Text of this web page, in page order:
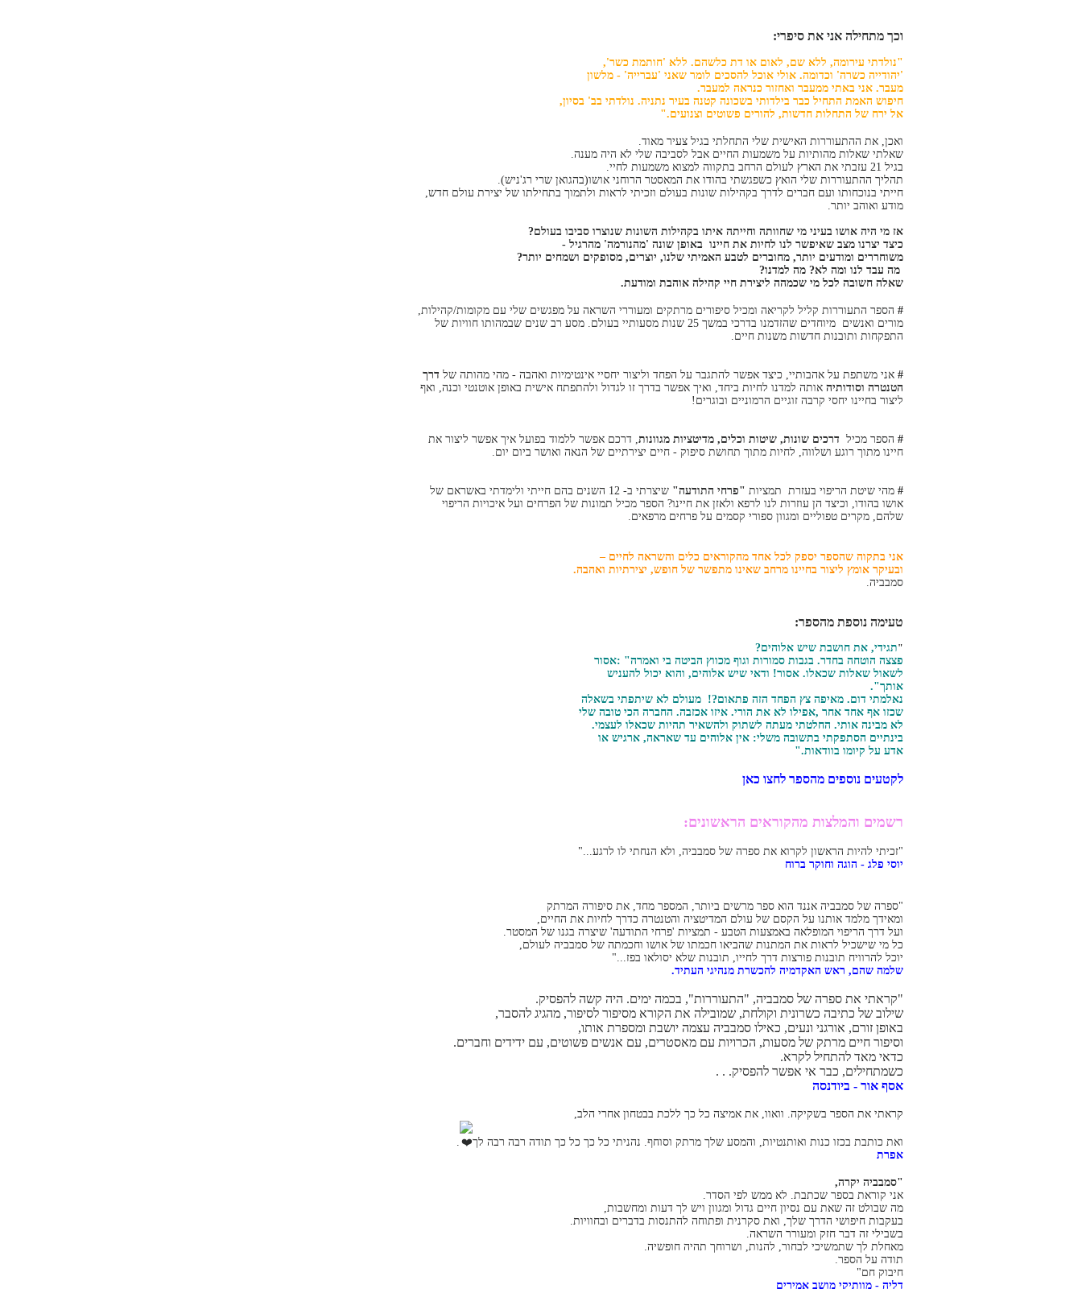
וכך מתחילה אני את סיפרי:
"נולדתי עירומה, ללא שם, לאום או דת כלשהם. ללא 'חותמת כשר',
'יהודייה כשרה' וכדומה. אולי אוכל להסכים לומר שאני 'עברייה' - מלשון
מעבר. אני באתי ממעבר ואחזור כנראה למעבר.
חיפוש האמת התחיל כבר בילדותי בשכונה קטנה בעיר נתניה. נולדתי בב' בסיון,
אל ירח של התחלות חדשות, להורים פשוטים וצנועים."
ואכן, את ההתעוררות האישית שלי התחלתי בגיל צעיר מאוד.
שאלתי שאלות מהותיות על משמעות החיים אבל לסביבה שלי לא היה מענה.
בגיל 21 עזבתי את הארץ לעולם הרחב בתקווה למצוא משמעות לחיי.
תהליך ההתעוררות שלי הואץ כשפגשתי בהודו את המאסטר הרוחני אושו(בהגואן שרי רג'ניש).
חייתי בנוכחותו ועם חברים לדרך בקהילות שונות בעולם וזכיתי לראות ולתמוך בתחילתו של יצירת עולם חדש,
מודע ואוהב יותר.
אז מי היה אושו בעיני מי שחוותה וחייתה איתו בקהילות השונות שנוצרו סביבו בעולם?
כיצד יצרנו מצב שאיפשר לנו לחיות את חיינו באופן שונה 'מהנורמה' מהרגיל -
משוחררים ומודעים יותר, מחוברים לטבע האמיתי שלנו, יוצרים, מסופקים ושמחים יותר?
מה עבד לנו ומה לא? מה למדנו?
שאלה חשובה לכל מי שכמהה ליצירת חיי קהילה אוהבת ומודעת.
# הספר התעוררות קליל לקריאה ומכיל סיפורים מרתקים ומעוררי השראה על מפגשים שלי עם מקומות/קהילות,
מורים ואנשים מיוחדים שהזדמנו בדרכי במשך 25 שנות מסעותיי בעולם. מסע רב שנים שבמהותו חוויות של
התפקחות ותובנות חדשות משנות חיים.
# אני משתפת על אהבותיי, כיצד אפשר להתגבר על הפחד וליצור יחסיי אינטימיות ואהבה - מהי מהותה של דרך
הטנטרה וסודותיה אותה למדנו לחיות ביחד, ואיך אפשר בדרך זו לגדול ולהתפתח אישית באופן אוטנטי וכנה, ואף
ליצור בחיינו יחסי קרבה זוגיים הרמוניים ובוגרים!
# הספר מכיל דרכים שונות, שיטות וכלים, מדיטציות מגוונות, דרכם אפשר ללמוד בפועל איך אפשר ליצור את
חיינו מתוך רוגע ושלווה, לחיות מתוך תחושת סיפוק - חיים יצירתיים של הנאה ואושר ביום יום.
# מהי שיטת הריפוי בעזרת תמציות "פרחי התודעה"
שיצרתי ב- 12 השנים בהם חייתי ולימדתי באשראם של
אושו בהודו, וכיצד הן עוזרות לנו לרפא ולאזן את חיינו? הספר מכיל תמונות של הפרחים ועל איכויות הריפוי
שלהם, מקרים טפוליים ומגוון ספורי קסמים על פרחים מרפאים.
אני בתקוה שהספר יספק לכל אחד מהקוראים כלים והשראה לחיים –
ובעיקר אומץ ליצור בחיינו מרחב שאינו מתפשר של חופש, יצירתיות ואהבה.
סמבביה.
טעימה נוספת מהספר:
"תגידי, את חושבת שיש אלוהים?
פצצה הוטחה בחדר. בגבות סמורות וגוף מכווץ הביטה בי ואמרה" :אסור
לשאול שאלות שכאלו. אסור! ודאי שיש אלוהים, והוא יכול להעניש
אותך".
נאלמתי דום. מאיפה צץ הפחד הזה פתאום?! מעולם לא שיתפתי בשאלה
שכזו אף אחד אחר ,אפילו לא את הורי. איזו אכזבה. החברה הכי טובה שלי
לא מבינה אותי. החלטתי מעתה לשתוק ולהשאיר תהיות שכאלו לעצמי.
בינתיים הסתפקתי בתשובה משלי: אין אלוהים עד שאראה, ארגיש או
אדע על קיומו בוודאות."
לקטעים נוספים מהספר לחצו כאן
רשמים והמלצות מהקוראים הראשונים:
"זכיתי להיות הראשון לקרוא את ספרה של סמבביה, ולא הנחתי לו לרגע..."
יוסי פלג - הוגה וחוקר ברוח
"ספרה של סמבביה אננד הוא ספר מרשים ביותר, המספר מחד, את סיפורה המרתק
ומאידך מלמד אותנו על הקסם של עולם המדיטציה והטנטרה כדרך לחיות את החיים,
ועל דרך הריפוי המופלאה באמצעות הטבע - תמציות 'פרחי התודעה' שיצרה בגנו של המסטר.
כל מי שישכיל לראות את המתנות שהביאו חכמתו של אושו וחכמתה של סמבביה לעולם,
יוכל להרוויח תובנות פורצות דרך לחייו, תובנות שלא יסולאו בפז..."
שלמה שהם, ראש האקדמיה להכשרת מנהיגי העתיד.
"קראתי את ספרה של סמבביה, "התעוררות", בכמה ימים. היה קשה להפסיק.
שילוב של כתיבה כשרונית וקולחת, שמובילה את הקורא מסיפור לסיפור, מהגיג להסבר,
באופן זורם, אורגני ונעים, כאילו סמבביה עצמה יושבת ומספרת אותו,
וסיפור חיים מרתק של מסעות, הכרויות עם מאסטרים, עם אנשים פשוטים, עם ידידים וחברים.
כדאי מאד להתחיל לקרא.
כשמתחילים, כבר אי אפשר להפסיק. . .
אסף אור - ביודנסה
קראתי את הספר בשקיקה. וואוו, את אמיצה כל כך ללכת בבטחון אחרי הלב,
ואת כותבת בכזו כנות ואותנטיות, והמסע שלך מרתק וסוחף. נהניתי כל כך כל כך תודה רבה רבה לך
.
אפרת
"סמבביה יקרה,
אני קוראת בספר שכתבת. לא ממש לפי הסדר.
מה שבולט זה שאת עם נסיון חיים גדול ומגוון ויש לך דעות ומחשבות,
בעקבות חיפושי הדרך שלך, ואת סקרנית ופתוחה להתנסות בדברים ובחוויות.
בשבילי זה דבר חזק ומעורר השראה.
מאחלת לך שתמשיכי לבחור, להנות, ושרוחך תהיה חופשיה.
תודה על הספר.
חיבוק חם"
דליה - מוותיקי מושב אמירים